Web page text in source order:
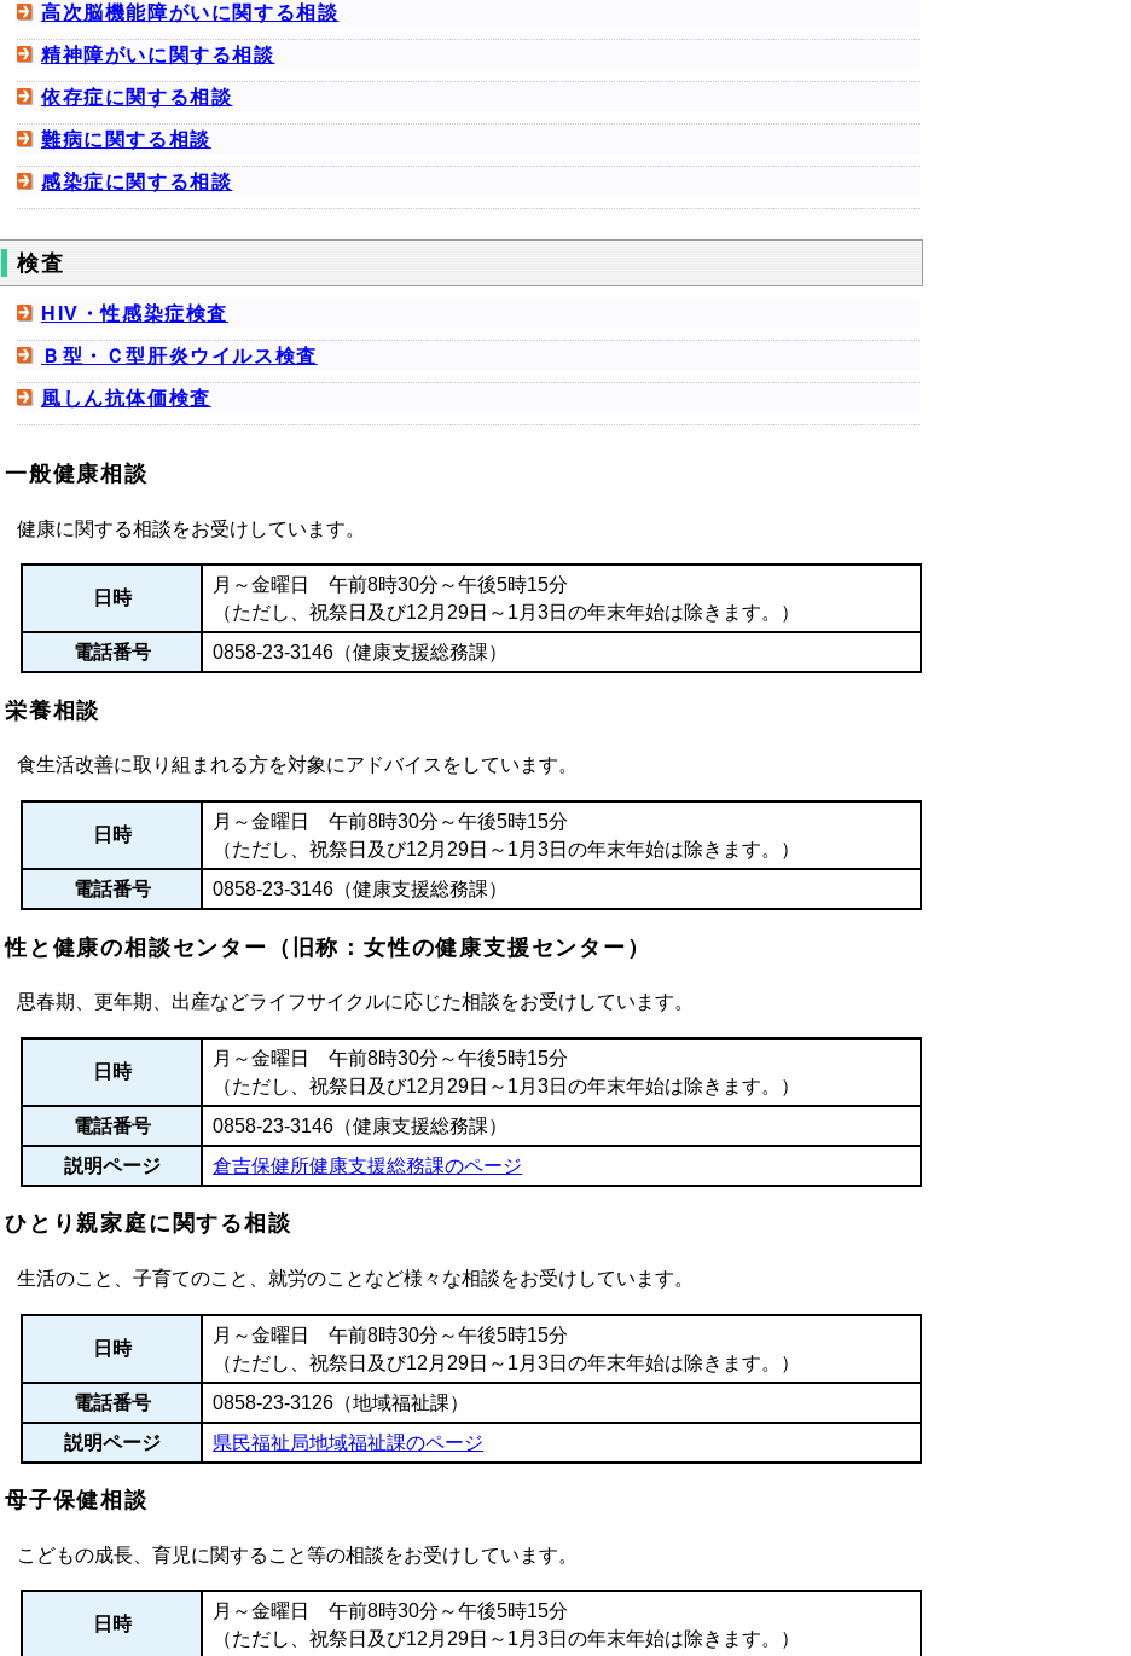
高次脳機能障がいに関する相談
精神障がいに関する相談
依存症に関する相談
難病に関する相談
感染症に関する相談
検査
HIV・性感染症検査
Ｂ型・Ｃ型肝炎ウイルス検査
風しん抗体価検査
一般健康相談
健康に関する相談をお受けしています。
日時
月～金曜日 午前8時30分～午後5時15分
（ただし、祝祭日及び12月29日～1月3日の年末年始は除きます。）
電話番号
0858-23-3146（健康支援総務課）
栄養相談
食生活改善に取り組まれる方を対象にアドバイスをしています。
日時
月～金曜日 午前8時30分～午後5時15分
（ただし、祝祭日及び12月29日～1月3日の年末年始は除きます。）
電話番号
0858-23-3146（健康支援総務課）
性と健康の相談センター（旧称：女性の健康支援センター）
思春期、更年期、出産などライフサイクルに応じた相談をお受けしています。
日時
月～金曜日 午前8時30分～午後5時15分
（ただし、祝祭日及び12月29日～1月3日の年末年始は除きます。）
電話番号
0858-23-3146（健康支援総務課）
説明ページ
倉吉保健所健康支援総務課のページ
ひとり親家庭に関する相談
生活のこと、子育てのこと、就労のことなど様々な相談をお受けしています。
日時
月～金曜日 午前8時30分～午後5時15分
（ただし、祝祭日及び12月29日～1月3日の年末年始は除きます。）
電話番号
0858-23-3126（地域福祉課）
説明ページ
県民福祉局地域福祉課のページ
母子保健相談
こどもの成長、育児に関すること等の相談をお受けしています。
日時
月～金曜日 午前8時30分～午後5時15分
（ただし、祝祭日及び12月29日～1月3日の年末年始は除きます。）